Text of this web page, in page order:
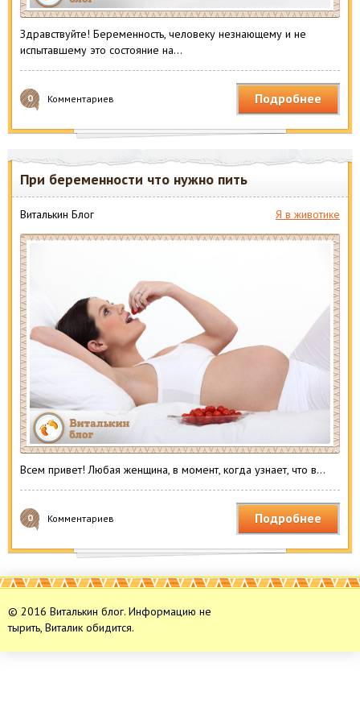
Здравствуйте! Беременность, человеку незнающему и не
испытавшему это состояние на…
0 Комментариев Подробнее
При беременности что нужно пить
Виталькин Блог Я в животике
Всем привет! Любая женщина, в момент, когда узнает, что в…
0 Комментариев Подробнее
© 2016 Виталькин блог. Информацию не
тырить, Виталик обидится.